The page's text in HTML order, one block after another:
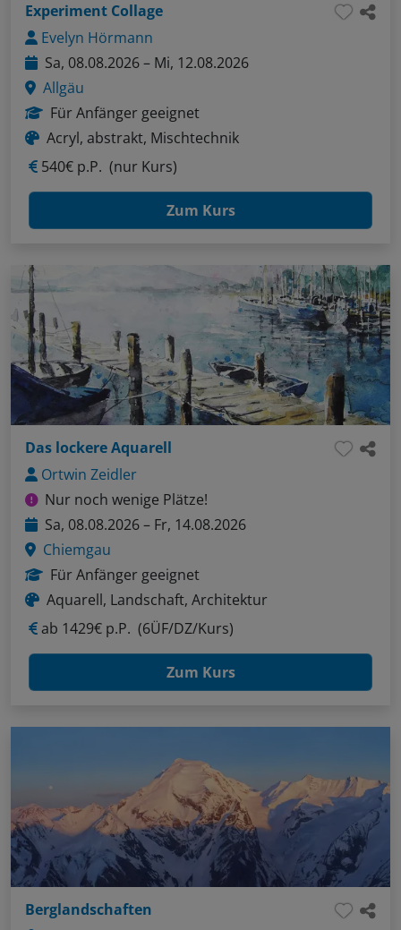
Experiment Collage
Evelyn Hörmann
Sa, 08.08.2026 – Mi, 12.08.2026
Allgäu
Für Anfänger geeignet
Acryl, abstrakt, Mischtechnik
540€ p.P. (nur Kurs)
Zum Kurs
Das lockere Aquarell
Ortwin Zeidler
Nur noch wenige Plätze!
Sa, 08.08.2026 – Fr, 14.08.2026
Chiemgau
Für Anfänger geeignet
Aquarell, Landschaft, Architektur
ab 1429€ p.P. (6ÜF/DZ/Kurs)
Zum Kurs
Berglandschaften